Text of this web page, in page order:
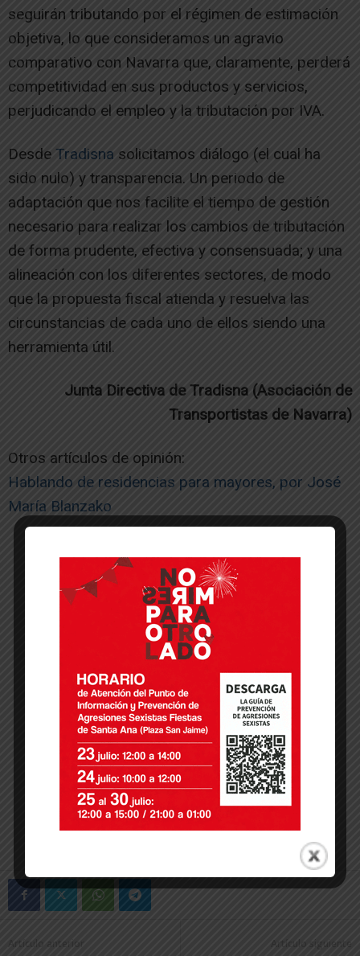
seguirán tributando por el régimen de estimación
objetiva, lo que consideramos un agravio
comparativo con Navarra que, claramente, perderá
competitividad en sus productos y servicios,
perjudicando el empleo y la tributación por IVA.
Desde Tradisna solicitamos diálogo (el cual ha
sido nulo) y transparencia. Un periodo de
adaptación que nos facilite el tiempo de gestión
necesario para realizar los cambios de tributación
de forma prudente, efectiva y consensuada; y una
alineación con los diferentes sectores, de modo
que la propuesta fiscal atienda y resuelva las
circunstancias de cada uno de ellos siendo una
herramienta útil.
Junta Directiva de Tradisna (Asociación de
Transportistas de Navarra)
Otros artículos de opinión:
Hablando de residencias para mayores, por José
María Blanzako
Artículo anterior Artículo siguiente